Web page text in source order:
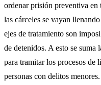
ordenar prisión preventiva en
las cárceles se vayan
ejes de tratamiento son
de detenidos. A esto se
para tramitar los procesos de
personas con delitos